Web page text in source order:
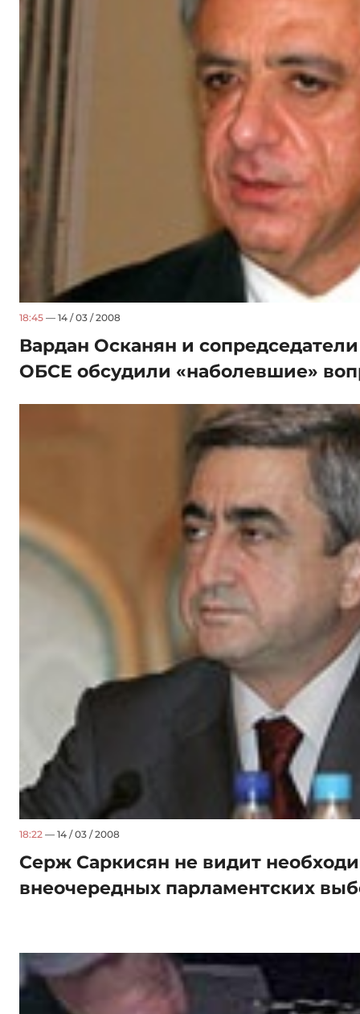
18:45 — 14 / 03 / 2008
Вардан Осканян и
ОБСЕ обсудили «наболевшие»
18:22 — 14 / 03 / 2008
Серж Саркисян не видит
внеочередных парламентских